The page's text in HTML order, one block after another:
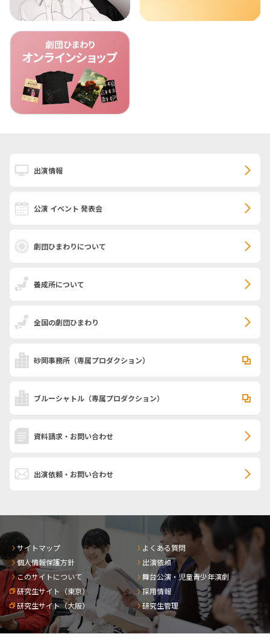
出演情報
公演 イベント 発表会
劇団ひまわりについて
養成所について
全国の劇団ひまわり
砂岡事務所 （専属プロダクション）
ブルーシャトル （専属プロダクション）
資料請求・お問い合わせ
出演依頼・お問い合わせ
サイトマップ
個人情報保護方針
このサイトについて
研究生サイト（東京）
研究生サイト（大阪）
よくある質問
出演依頼
舞台公演・児童青少年演劇
採用情報
研究生管理